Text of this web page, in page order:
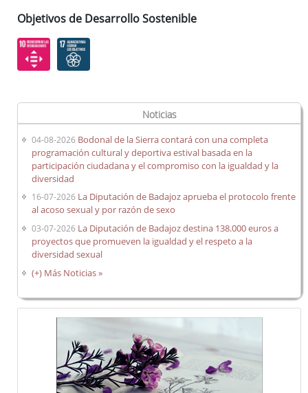
Objetivos de Desarrollo Sostenible
Noticias
04-08-2026 Bodonal de la Sierra contará con una completa
programación cultural y deportiva estival basada en la
participación ciudadana y el compromiso con la igualdad y la
diversidad
16-07-2026 La Diputación de Badajoz aprueba el protocolo frente
al acoso sexual y por razón de sexo
03-07-2026 La Diputación de Badajoz destina 138.000 euros a
proyectos que promueven la igualdad y el respeto a la
diversidad sexual
(+) Más Noticias »